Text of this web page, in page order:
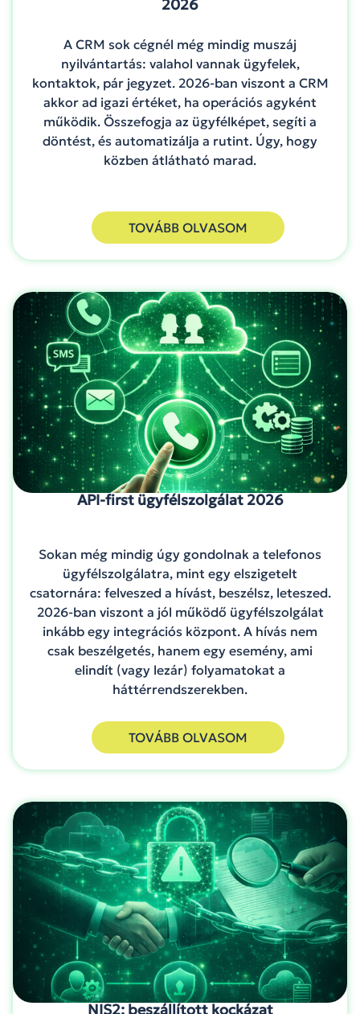
2026
A CRM sok cégnél még mindig muszáj
nyilvántartás: valahol vannak ügyfelek,
kontaktok, pár jegyzet. 2026-ban viszont a CRM
akkor ad igazi értéket, ha operációs agyként
működik. Összefogja az ügyfélképet, segíti a
döntést, és automatizálja a rutint. Úgy, hogy
közben átlátható marad.
TOVÁBB OLVASOM
API-first ügyfélszolgálat 2026
Sokan még mindig úgy gondolnak a telefonos
ügyfélszolgálatra, mint egy elszigetelt
csatornára: felveszed a hívást, beszélsz, leteszed.
2026-ban viszont a jól működő ügyfélszolgálat
inkább egy integrációs központ. A hívás nem
csak beszélgetés, hanem egy esemény, ami
elindít (vagy lezár) folyamatokat a
háttérrendszerekben.
TOVÁBB OLVASOM
NIS2: beszállított kockázat